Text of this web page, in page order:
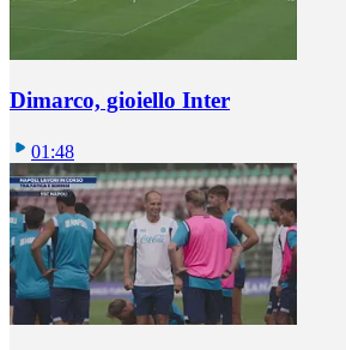
Dimarco, gioiello Inter
01:48